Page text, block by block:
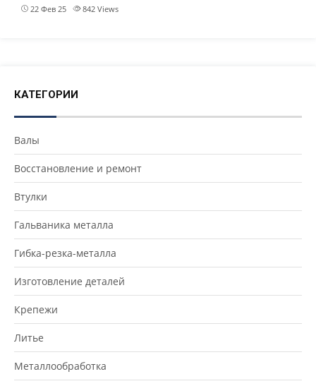
22 Фев 25 842 Views
КАТЕГОРИИ
Валы
Восстановление и ремонт
Втулки
Гальваника металла
Гибка-резка-металла
Изготовление деталей
Крепежи
Литье
Металлообработка